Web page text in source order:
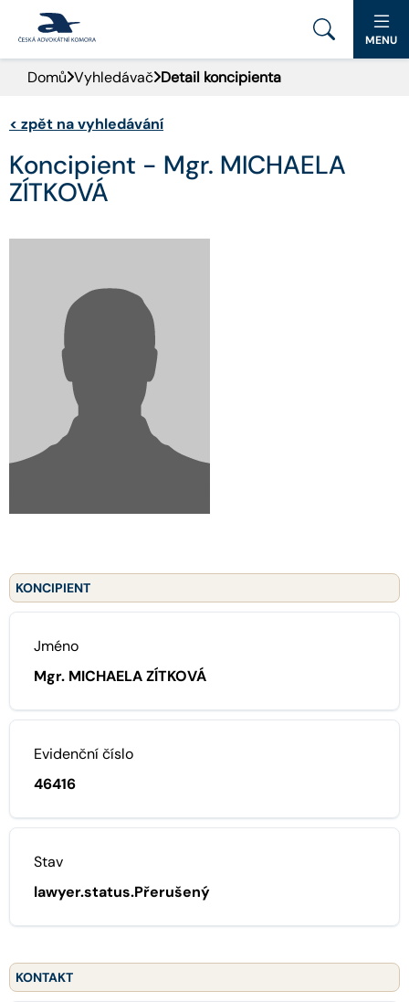
PORTÁL ČAK
DOMŮ
AKTUALITY
ADVOKÁTNÍ DENÍK
KONTAKT
MENU
Domů Vyhledávač Detail koncipienta
< zpět na vyhledávání
Koncipient - Mgr. MICHAELA
ZÍTKOVÁ
KONCIPIENT
Jméno
Mgr. MICHAELA ZÍTKOVÁ
Evidenční číslo
46416
Stav
lawyer.status.Přerušený
KONTAKT